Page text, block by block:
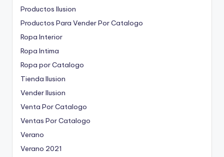
Productos Ilusion
Productos Para Vender Por Catalogo
Ropa Interior
Ropa Intima
Ropa por Catalogo
Tienda Ilusion
Vender Ilusion
Venta Por Catalogo
Ventas Por Catalogo
Verano
Verano 2021